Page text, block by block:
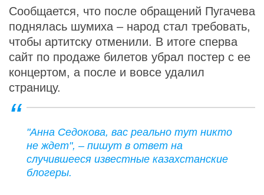
Сообщается, что после обращений Пугачева
поднялась шумиха – народ стал требовать,
чтобы артитску отменили. В итоге сперва
сайт по продаже билетов убрал постер с ее
концертом, а после и вовсе удалил
страницу.
"Анна Седокова, вас реально тут никто
не ждет", – пишут в ответ на
случившееся известные казахстанские
блогеры.